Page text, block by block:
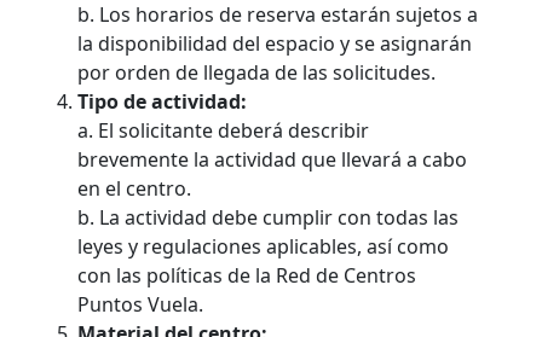
b. Los horarios de reserva estarán sujetos a
la disponibilidad del espacio y se asignarán
por orden de llegada de las solicitudes.
Tipo de actividad:
a. El solicitante deberá describir
brevemente la actividad que llevará a cabo
en el centro.
b. La actividad debe cumplir con todas las
leyes y regulaciones aplicables, así como
con las políticas de la Red de Centros
Puntos Vuela.